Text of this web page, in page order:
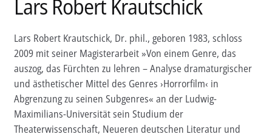
Politik
Untermenü
PROKLA
Open Access
Untermenü
öffnen
Film & Kultur
Untermenü
öffnen
Autor*innen
Aktuelles
Lars Robert Krautschick
Lars Robert Krautschick, Dr. phil., geboren 1983, schloss
2009 mit seiner Magisterarbeit »Von einem Genre, das
auszog, das Fürchten zu lehren – Analyse dramaturgischer
und ästhetischer Mittel des Genres ›Horrorfilm‹ in
Abgrenzung zu seinen Subgenres« an der Ludwig-
Maximilians-Universität sein Studium der
Theaterwissenschaft, Neueren deutschen Literatur und